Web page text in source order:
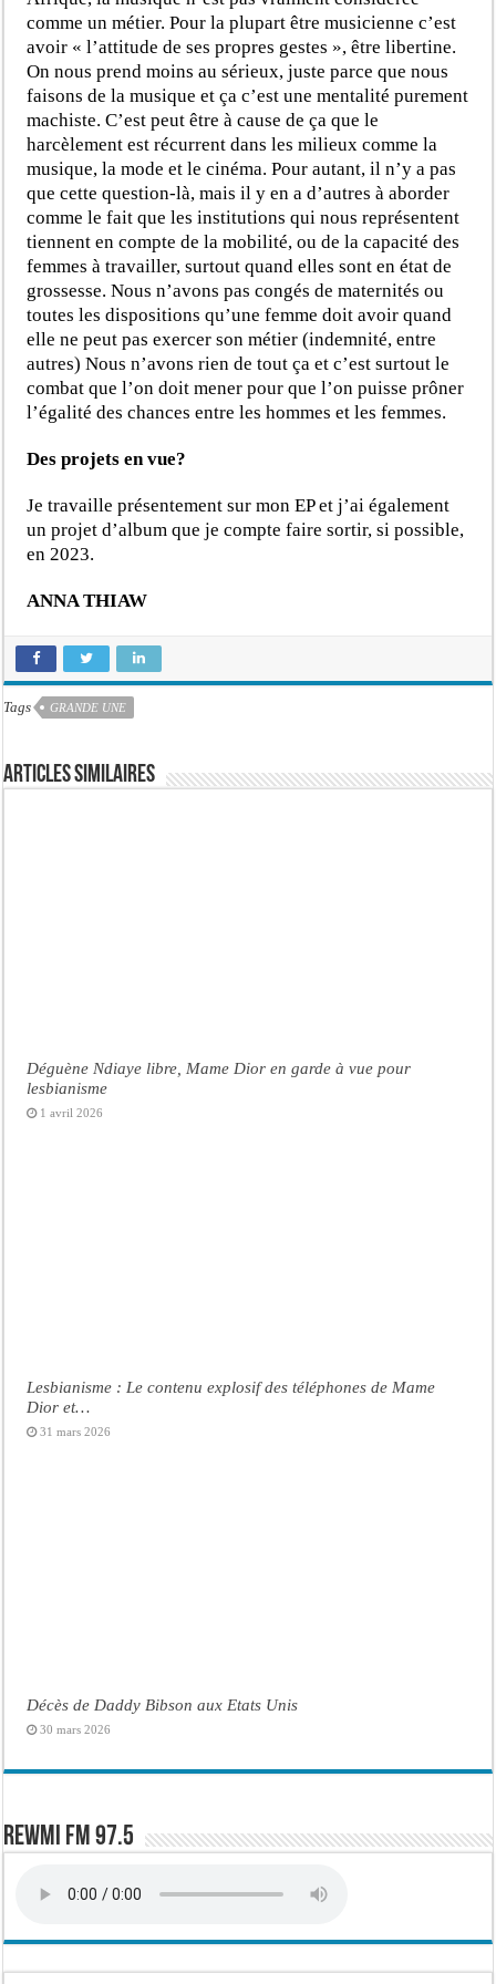
comme un métier. Pour la plupart être musicienne c’est
avoir « l’attitude de ses propres gestes », être libertine.
On nous prend moins au sérieux, juste parce que nous
faisons de la musique et ça c’est une mentalité purement
machiste. C’est peut être à cause de ça que le
harcèlement est récurrent dans les milieux comme la
musique, la mode et le cinéma. Pour autant, il n’y a pas
que cette question-là, mais il y en a d’autres à aborder
comme le fait que les institutions qui nous représentent
tiennent en compte de la mobilité, ou de la capacité des
femmes à travailler, surtout quand elles sont en état de
grossesse. Nous n’avons pas congés de maternités ou
toutes les dispositions qu’une femme doit avoir quand
elle ne peut pas exercer son métier (indemnité, entre
autres) Nous n’avons rien de tout ça et c’est surtout le
combat que l’on doit mener pour que l’on puisse prôner
l’égalité des chances entre les hommes et les femmes.
Des projets en vue?
Je travaille présentement sur mon EP et j’ai également
un projet d’album que je compte faire sortir, si possible,
en 2023.
ANNA THIAW
Tags GRANDE UNE
Articles similaires
Déguène Ndiaye libre, Mame Dior en garde à vue pour
lesbianisme
1 avril 2026
Lesbianisme : Le contenu explosif des téléphones de Mame
Dior et…
31 mars 2026
Décès de Daddy Bibson aux Etats Unis
30 mars 2026
Rewmi FM 97.5